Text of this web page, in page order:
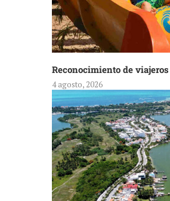
Reconocimiento de viajeros
4 agosto, 2026